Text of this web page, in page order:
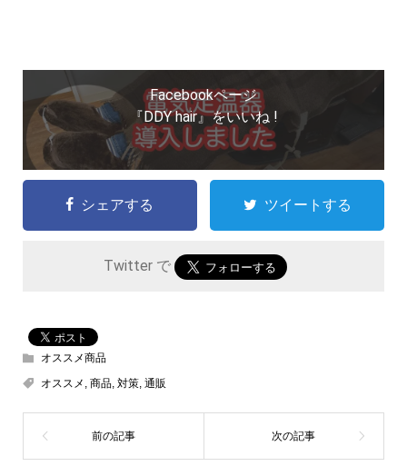
Facebookページ
『DDY hair』をいいね !
シェアする ツイートする
Twitter で
オススメ商品
オススメ , 商品, 対策, 通販